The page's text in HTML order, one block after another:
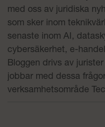
med oss av juridiska
som sker inom
senaste inom AI,
cybersäkerhet, e-
Bloggen drivs av
jobbar med dessa
verksamhetsområde